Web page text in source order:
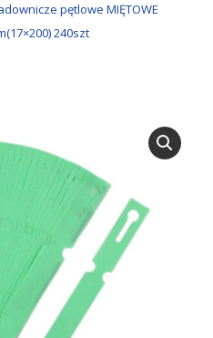
pętlowe MIĘTOWE
240szt